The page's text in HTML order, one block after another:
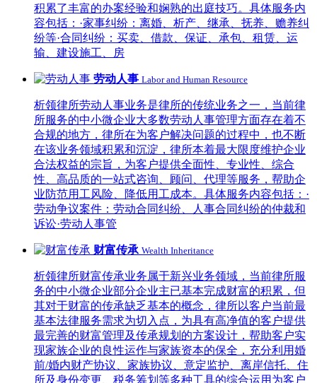
积累了丰富的办案经验和娴熟的出庭技巧。具体服务内
容包括：·家事纠纷：离婚、析产、继承、抚养、赡养纠
纷等·合同纠纷：买卖、借款、保证、承包、租赁、运
输、建设施工、房
劳动人事 Labor and Human Resource
析领律所劳动人事业务是律所的传统业务之一，当前律
所服务的中小微企业大多数劳动人事管理方面存在着不
合规的地方，律所在为客户解决问题的过程中，也不断
在该业务领域积累和沉淀，律所本着最大限度维护企业
合法权益的宗旨，为客户提供全面性、专业性、综合
性、高品质的一站式咨询、顾问、代理等服务，帮助企
业防范用工风险、降低用工成本。具体服务内容包括：·
劳动争议案件：劳动合同纠纷、人事合同纠纷的仲裁和
诉讼·劳动人事管
财富传承 Wealth Inheritance
析领律所财富传承业务属于新兴业务领域，当前律所服
务的中小微企业部分企业主已基本完成财富的积累，但
其对于财富的传承缺乏基本的概念，律所以客户当前最
基本法律服务需求为切入点，为具有高净值的客户提供
最完善的财富管理及传承规划的方案设计，帮助客户实
现家族企业的良性运作与家族资本的保全，充分利用婚
前/婚内财产协议、家族协议、意定监护、离岸信托、住
所及身份变更、税务筹划等多种工具的综合运用为客户